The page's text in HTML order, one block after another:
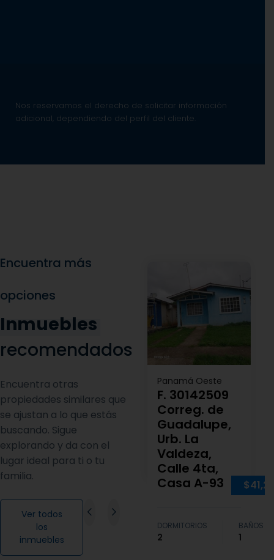
Nos reservamos el derecho de solicitar información
adicional, dependiendo del perfil del cliente.
Encuentra más
opciones
Inmuebles
recomendados
Encuentra otras
propiedades similares que
se ajustan a lo que estás
buscando. Sigue
explorando y da con el
lugar ideal para ti o tu
familia.
Ver todos
los
inmuebles
Panamá Oeste
F. 30142509
Correg. de
Guadalupe,
Urb. La
Valdeza,
Calle 4ta,
Casa A-93
DORMITORIOS
2
BAÑOS
1